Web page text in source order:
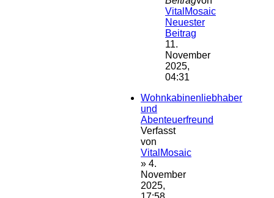
VitalMosaic
Neuester
Beitrag
11.
November
2025,
04:31
Wohnkabinenliebhaber
und
Abenteuerfreund
Verfasst
von
VitalMosaic
» 4.
November
2025,